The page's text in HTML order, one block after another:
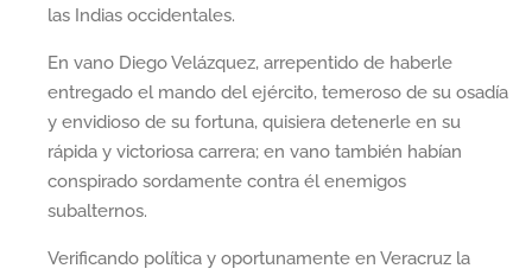
las Indias occidentales.
En vano Diego Velázquez, arrepentido de haberle
entregado el mando del ejército, temeroso de su osadía
y envidioso de su fortuna, quisiera detenerle en su
rápida y victoriosa carrera; en vano también habían
conspirado sordamente contra él enemigos
subalternos.
Verificando política y oportunamente en Veracruz la